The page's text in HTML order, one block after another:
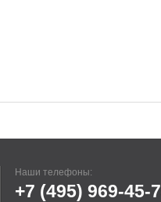
Наши телефоны:
+7 (495) 969-45-